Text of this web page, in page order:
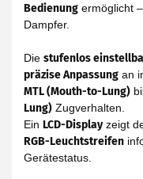
Bedienung ermöglicht
Dampfer.
Die stufenlos
präzise Anpassung an
MTL (Mouth-to-Lung)
Lung) Zugverhalten.
Ein LCD-Displayzeigt
RGB-Leuchtstreifen
Gerätestatus.